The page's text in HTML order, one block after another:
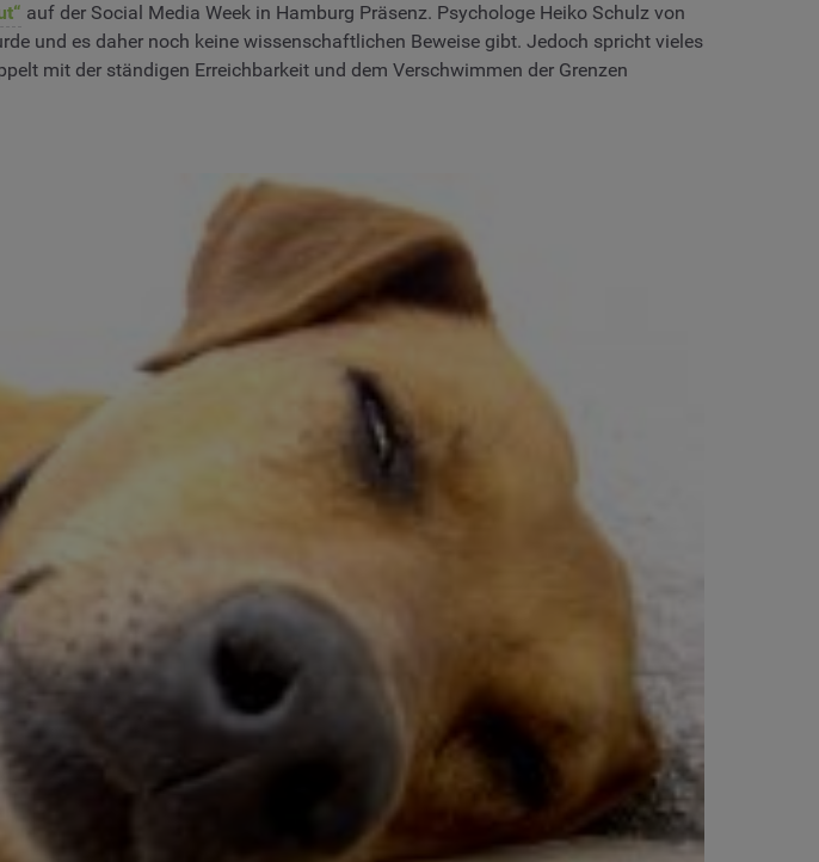
auf der Social Media Week in Hamburg Präsenz. Psychologe Heiko Schulz von
und es daher noch keine wissenschaftlichen Beweise gibt. Jedoch spricht vieles
mit der ständigen Erreichbarkeit und dem Verschwimmen der Grenzen